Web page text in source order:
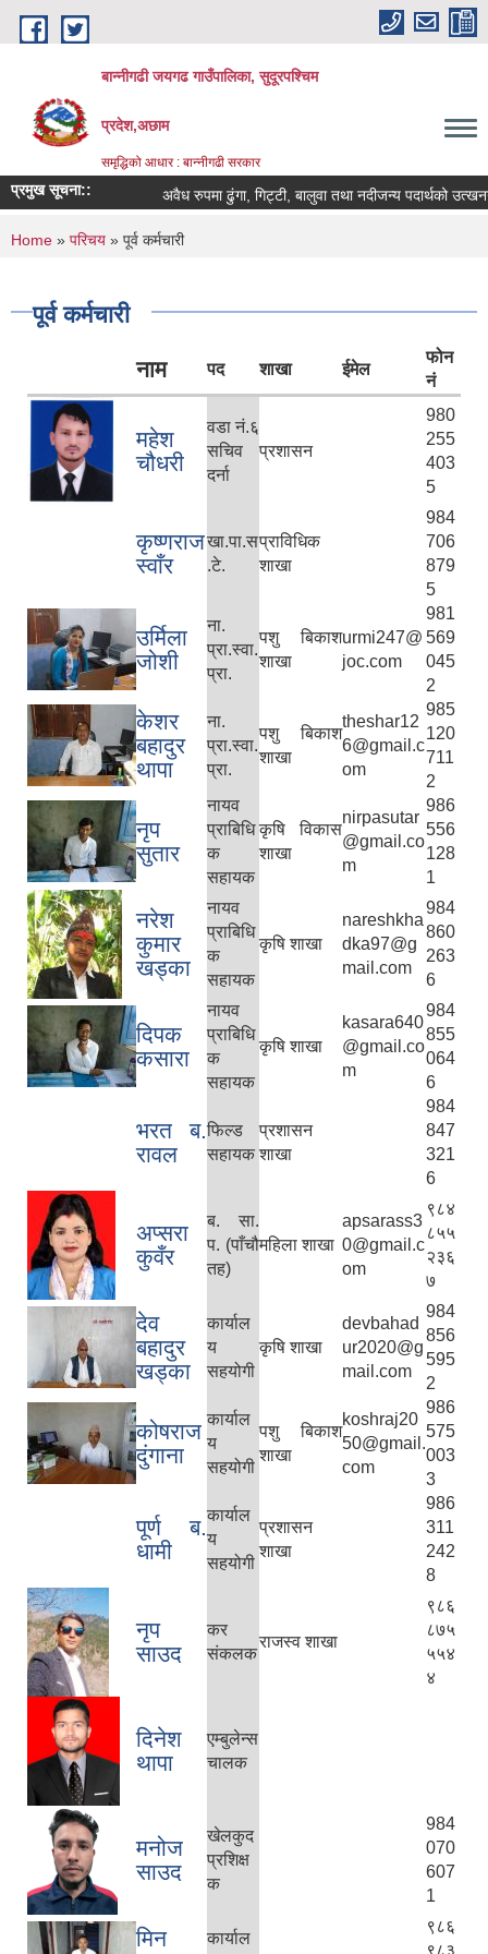
Skip to main content
बान्नीगढी जयगढ गाउँपालिका, सुदूरपश्चिम
प्रदेश,अछाम
समृद्धिको आधार : बान्नीगढी सरकार
प्रमुख सूचना:: अवैध रुपमा ढुंगा, गिट्टी, बालुवा तथा नदीजन्य पदार्थको
You are here
Home » परिचय » पूर्व कर्मचारी
पूर्व कर्मचारी
नाम पद शाखा ईमेल
फोन
नं
महेश
चौधरी
वडा नं.६
सचिव
दर्ना
प्रशासन
980
255
403
5
कृष्णराज
स्वाँर
खा.पा.स
.टे.
प्राविधिक
शाखा
984
706
879
5
उर्मिला
जोशी
ना.
प्रा.स्वा.
प्रा.
पशु बिकाश
शाखा
urmi247@
joc.com
981
569
045
2
केशर
बहादुर
थापा
ना.
प्रा.स्वा.
प्रा.
पशु बिकाश
शाखा
theshar12
6@gmail.c
om
985
120
711
2
नृप
सुतार
नायव
प्राबिधि
क
सहायक
कृषि विकास
शाखा
nirpasutar
@gmail.co
m
986
556
128
1
नरेश
कुमार
खड्का
नायव
प्राबिधि
क
सहायक
कृषि शाखा
nareshkha
dka97@g
mail.com
984
860
263
6
दिपक
कसारा
नायव
प्राबिधि
क
सहायक
कृषि शाखा
kasara640
@gmail.co
m
984
855
064
6
भरत ब.
रावल
फिल्ड
सहायक
प्रशासन
शाखा
984
847
321
6
अप्सरा
कुवँर
ब. सा.
प. (पाँचौ
तह)
महिला शाखा
apsarass3
0@gmail.c
om
९८४
८५५
२३६
७
देव
बहादुर
खड्का
कार्याल
य
सहयोगी
कृषि शाखा
devbahad
ur2020@g
mail.com
984
856
595
2
कोषराज
दुंगाना
कार्याल
य
सहयोगी
पशु बिकाश
शाखा
koshraj20
50@gmail.
com
986
575
003
3
पूर्ण ब.
धामी
कार्याल
य
सहयोगी
प्रशासन
शाखा
986
311
242
8
नृप
साउद
कर
संकलक
राजस्व शाखा
९८६
८७५
५५४
४
दिनेश
थापा
एम्बुलेन्स
चालक
मनोज
साउद
खेलकुद
प्रशिक्ष
क
984
070
607
1
मिन
कार्याल
९८६